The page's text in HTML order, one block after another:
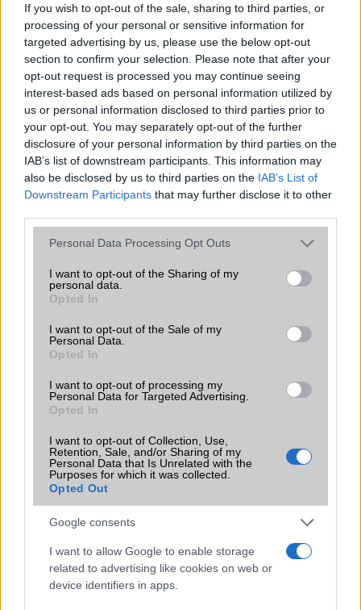
If you wish to opt-out of the sale, sharing to third parties, or
processing of your personal or sensitive information for
targeted advertising by us, please use the below opt-out
section to confirm your selection. Please note that after your
opt-out request is processed you may continue seeing
interest-based ads based on personal information utilized by
us or personal information disclosed to third parties prior to
your opt-out. You may separately opt-out of the further
disclosure of your personal information by third parties on the
IAB’s list of downstream participants. This information may
also be disclosed by us to third parties on the IAB’s List of
Downstream Participants that may further disclose it to other
Please note that this website/app uses one or more Google
not limited to your visit or usage behaviour. You may click to
grant or deny consent to Google and its third-party tags to
use your data for below specified purposes in below Google
consent section.
Personal Data Processing Opt Outs
I want to opt-out of the Sharing of my
personal data.
Opted In
I want to opt-out of the Sale of my
Personal Data.
Opted In
I want to opt-out of processing my
Personal Data for Targeted Advertising.
Opted In
I want to opt-out of Collection, Use,
Retention, Sale, and/or Sharing of my
Personal Data that Is Unrelated with the
Purposes for which it was collected.
Opted Out
Google consents
I want to allow Google to enable storage
related to advertising like cookies on web or
device identifiers in apps.
csúcsmobilokról
2026.06.29| Phone Arena
A szeptemberi eseményen az iPhone 18 Pro modellek
mellett a régóta pletykált hajlítható iPhone Ultra is
bemutatkozhat, miközben az áremelésekről szóló
találgatások továbbra is beárnyékolják a rajtot.
Az Android rejtett automatizmusai: hat
funkció, amely észrevétlenül könnyíti
meg a mindennapokat
2026.06.14| Android Police
Sok felhasználó külön alkalmazásokra esküszik, pedig az
Android már évek óta olyan intelligens funkciókat kínál,
amelyek maguktól dolgoznak a háttérben.
Ez a rejtett Samsung funkció teljesen
megváltoztatja a mobilhasználatot –
sokan mégsem tudnak róla
2026.07.12| Android Central
Az Edge Panel az egyik leghasznosabb funkció, amely
jelentősen felgyorsítja a mindennapi használatot,
miközben a Pixel telefonokból továbbra is hiányzik.
KAPCSOLÓDÓ HÍREK
Új elrendezést kapott az App Store: könnyebb az
iOS 26.5 újdonságok: három app is komoly frissítést kap
Így ellenőrizheted az RCS titkosítást iPhone-on az iOS 26.5